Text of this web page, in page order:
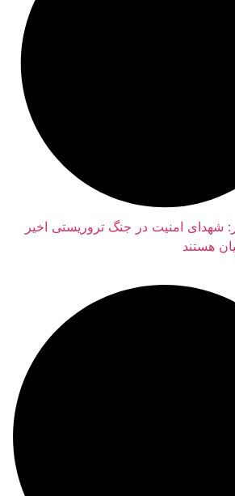
در جنگ تروریستی اخیر